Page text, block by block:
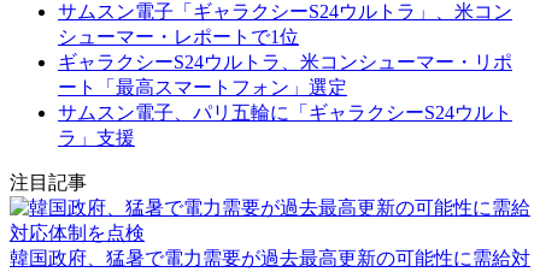
サムスン電子「ギャラクシーS24ウルトラ」、米コン
シューマー・レポートで1位
ギャラクシーS24ウルトラ、米コンシューマー・リポ
ート「最高スマートフォン」選定
サムスン電子、パリ五輪に「ギャラクシーS24ウルト
ラ」支援
注目記事
韓国政府、猛暑で電力需要が過去最高更新の可能性に需給対